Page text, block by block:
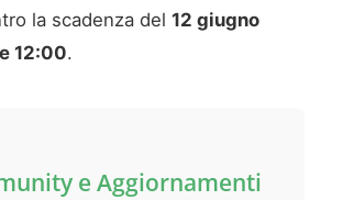
la scadenza del 12 giugno
12:00.
e Aggiornamenti